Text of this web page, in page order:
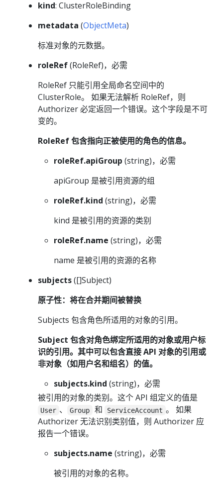
kind: ClusterRoleBinding
metadata (ObjectMeta)
标准对象的元数据。
roleRef(RoleRef)，必需
RoleRef 只能引用全局命名空间中的
ClusterRole。 如果无法解析 RoleRef，则
Authorizer 必定返回一个错误。这个字段是不可
变的。
RoleRef 包含指向正被使用的角色的信息。
roleRef.apiGroup (string)，必需
apiGroup 是被引用资源的组
roleRef.kind (string)，必需
kind 是被引用的资源的类别
roleRef.name (string)，必需
name 是被引用的资源的名称
subjects([]Subject)
原子性：将在合并期间被替换
Subjects 包含角色所适用的对象的引用。
Subject 包含对角色绑定所适用的对象或用户标
识的引用。其中可以包含直接 API 对象的引用或
非对象（如用户名和组名）的值。
subjects.kind (string)，必需
被引用的对象的类别。这个 API 组定义的值是
User 、 Group 和 ServiceAccount 。 如果
Authorizer 无法识别类别值，则 Authorizer 应
报告一个错误。
subjects.name (string)，必需
被引用的对象的名称。